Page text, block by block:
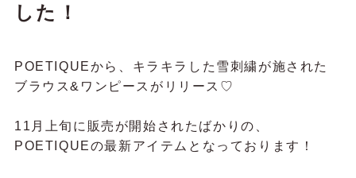
した！
POETIQUEから、キラキラした雪刺繍が施された
ブラウス&ワンピースがリリース♡
11月上旬に販売が開始されたばかりの、
POETIQUEの最新アイテムとなっております！